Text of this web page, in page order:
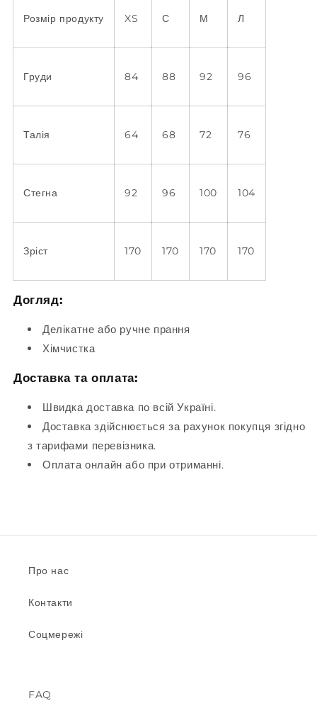
Розмір продукту XS С М Л
Груди 84 88 92 96
Талія 64 68 72 76
Стегна 92 96 100 104
Зріст 170 170 170 170
Догляд:
Делікатне або ручне прання
Хімчистка
Доставка та оплата:
Швидка доставка по всій Україні.
Доставка здійснюється за рахунок покупця згідно
з тарифами перевізника.
Оплата онлайн або при отриманні.
Про нас
Контакти
Соцмережі
FAQ